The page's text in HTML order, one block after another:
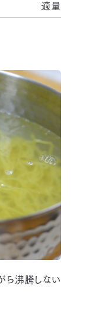
適量
沸騰しない